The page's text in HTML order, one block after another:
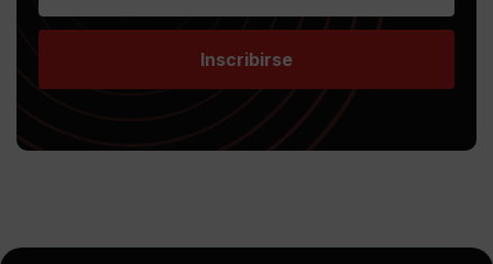
Inscribirse